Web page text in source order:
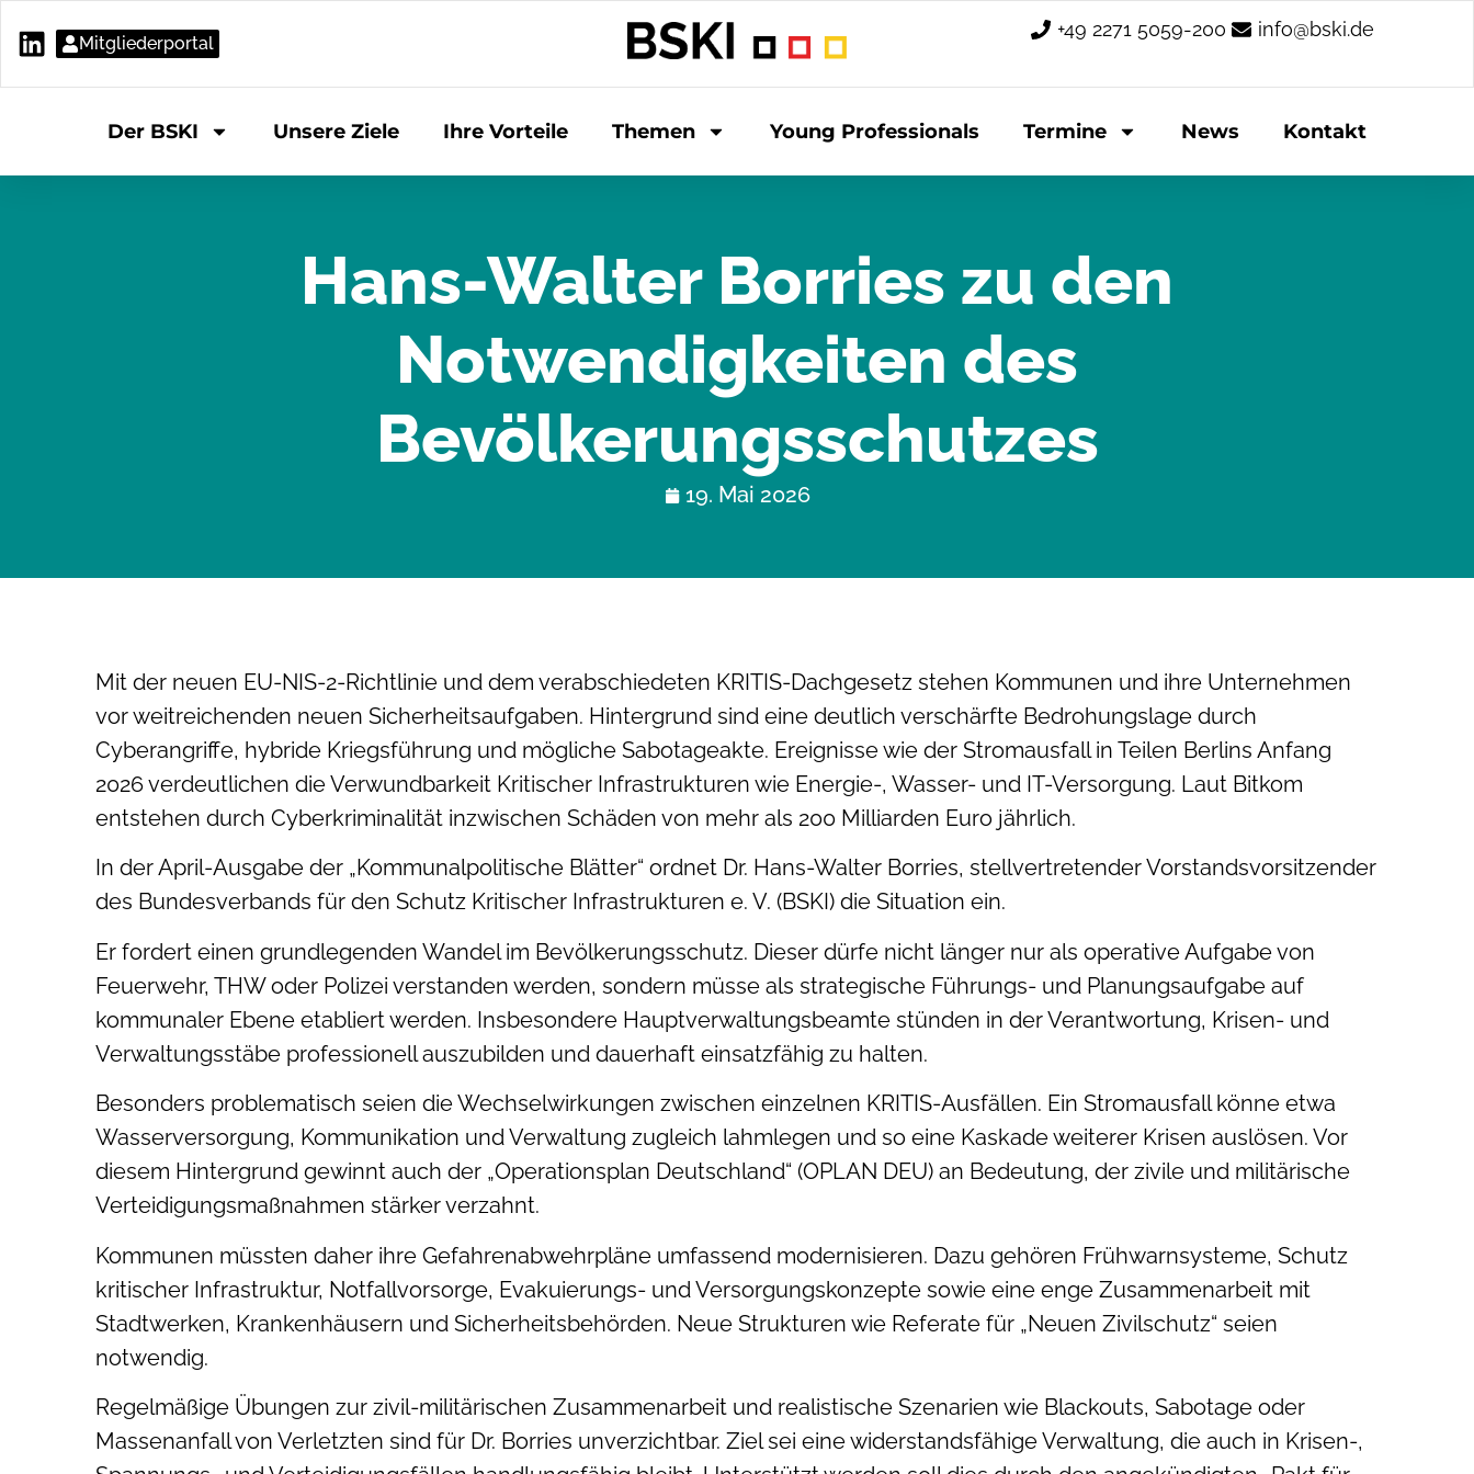
Mitgliederportal
+49 2271 5059-200 info@bski.de
Der BSKI Unsere Ziele Ihre Vorteile Themen Young Professionals Termine News Kontakt
Hans-Walter Borries zu den
Notwendigkeiten des
Bevölkerungsschutzes
19. Mai 2026
Mit der neuen EU-NIS-2-Richtlinie und dem verabschiedeten KRITIS-Dachgesetz stehen Kommunen und ihre Unternehmen
vor weitreichenden neuen Sicherheitsaufgaben. Hintergrund sind eine deutlich verschärfte Bedrohungslage durch
Cyberangriffe, hybride Kriegsführung und mögliche Sabotageakte. Ereignisse wie der Stromausfall in Teilen Berlins Anfang
2026 verdeutlichen die Verwundbarkeit Kritischer Infrastrukturen wie Energie-, Wasser- und IT-Versorgung. Laut Bitkom
entstehen durch Cyberkriminalität inzwischen Schäden von mehr als 200 Milliarden Euro jährlich.
In der April-Ausgabe der „Kommunalpolitische Blätter“ ordnet Dr. Hans-Walter Borries, stellvertretender Vorstandsvorsitzender
des Bundesverbands für den Schutz Kritischer Infrastrukturen e. V. (BSKI) die Situation ein.
Er fordert einen grundlegenden Wandel im Bevölkerungsschutz. Dieser dürfe nicht länger nur als operative Aufgabe von
Feuerwehr, THW oder Polizei verstanden werden, sondern müsse als strategische Führungs- und Planungsaufgabe auf
kommunaler Ebene etabliert werden. Insbesondere Hauptverwaltungsbeamte stünden in der Verantwortung, Krisen- und
Verwaltungsstäbe professionell auszubilden und dauerhaft einsatzfähig zu halten.
Besonders problematisch seien die Wechselwirkungen zwischen einzelnen KRITIS-Ausfällen. Ein Stromausfall könne etwa
Wasserversorgung, Kommunikation und Verwaltung zugleich lahmlegen und so eine Kaskade weiterer Krisen auslösen. Vor
diesem Hintergrund gewinnt auch der „Operationsplan Deutschland“ (OPLAN DEU) an Bedeutung, der zivile und militärische
Verteidigungsmaßnahmen stärker verzahnt.
Kommunen müssten daher ihre Gefahrenabwehrpläne umfassend modernisieren. Dazu gehören Frühwarnsysteme, Schutz
kritischer Infrastruktur, Notfallvorsorge, Evakuierungs- und Versorgungskonzepte sowie eine enge Zusammenarbeit mit
Stadtwerken, Krankenhäusern und Sicherheitsbehörden. Neue Strukturen wie Referate für „Neuen Zivilschutz“ seien
notwendig.
Regelmäßige Übungen zur zivil-militärischen Zusammenarbeit und realistische Szenarien wie Blackouts, Sabotage oder
Massenanfall von Verletzten sind für Dr. Borries unverzichtbar. Ziel sei eine widerstandsfähige Verwaltung, die auch in Krisen-,